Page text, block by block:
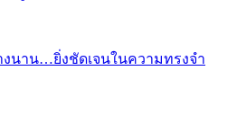
นาน…ยิ่งชัดเจนในความทรงจำ